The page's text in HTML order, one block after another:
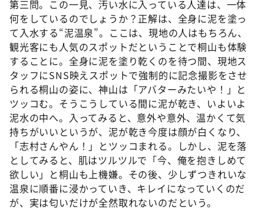
第三問。この一見、汚い水に入っている人達は、一体
何をしているのでしょうか？正解は、全身に泥を塗っ
て入水する“泥温泉”。ここは、現地の人はもちろん、
観光客にも人気のスポットだということで桐山も体験
することに。全身に泥を塗り乾くのを待つ間、現地ス
タッフにSNS映えスポットで強制的に記念撮影をさせ
られる桐山の姿に、神山は「アバターみたいや！」と
ツッコむ。そうこうしている間に泥が乾き、いよいよ
泥水の中へ。入ってみると、意外や意外、温かくて気
持ちがいいというが、泥が乾き今度は顔が白くなり、
「志村さんやん！」とツッコまれる。しかし、泥を落
としてみると、肌はツルツルで「今、俺を抱きしめて
欲しい」と桐山も上機嫌。その後、少しずつきれいな
温泉に順番に浸かっていき、キレイになっていくのだ
が、実は匂いだけが全然取れないのだという。